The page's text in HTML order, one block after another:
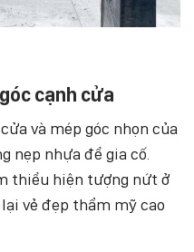
cạnh cửa
và mép góc nhọn của
nẹp nhựa để gia cố.
thiểu hiện tượng nứt ở
vẻ đẹp thẩm mỹ cao